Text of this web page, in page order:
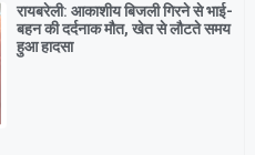
रायबरेली: आकाशीय बिजली गिरने से भाई-
बहन की दर्दनाक मौत, खेत से लौटते समय
हुआ हादसा